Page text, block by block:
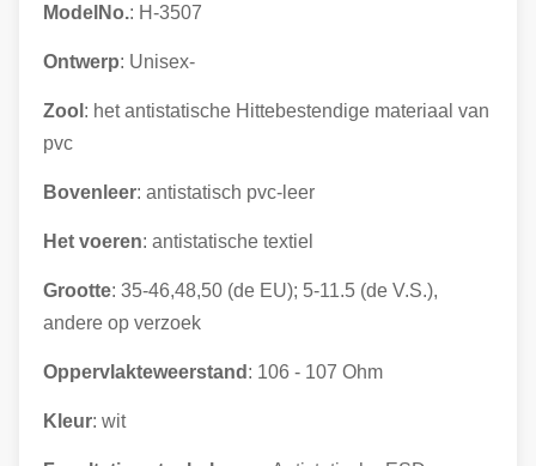
ModelNo.: H-3507
Ontwerp: Unisex-
Zool : het antistatische Hittebestendige materiaal van
pvc
Bovenleer: antistatisch pvc-leer
Het voeren: antistatische textiel
Grootte: 35-46,48,50 (de EU); 5-11.5 (de V.S.),
andere op verzoek
Oppervlakteweerstand : 106 - 107 Ohm
Kleur: wit